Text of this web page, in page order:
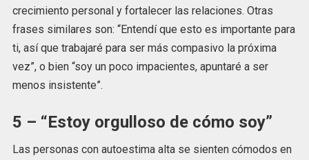
crecimiento personal y fortalecer las relaciones. Otras
frases similares son: “Entendí que esto es importante para
ti, así que trabajaré para ser más compasivo la próxima
vez”, o bien “soy un poco impacientes, apuntaré a ser
menos insistente”.
5 – “Estoy orgulloso de cómo soy”
Las personas con autoestima alta se sienten cómodos en